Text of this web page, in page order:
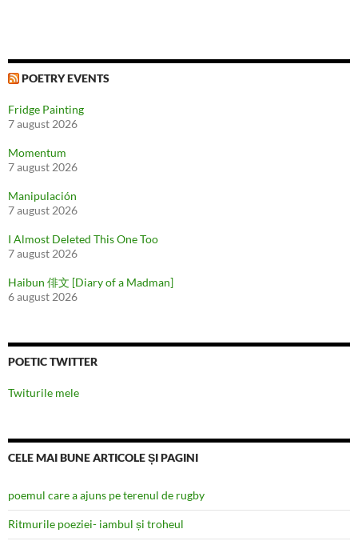
POETRY EVENTS
Fridge Painting
7 august 2026
Momentum
7 august 2026
Manipulación
7 august 2026
I Almost Deleted This One Too
7 august 2026
Haibun 俳文 [Diary of a Madman]
6 august 2026
POETIC TWITTER
Twiturile mele
CELE MAI BUNE ARTICOLE ȘI PAGINI
poemul care a ajuns pe terenul de rugby
Ritmurile poeziei- iambul și troheul